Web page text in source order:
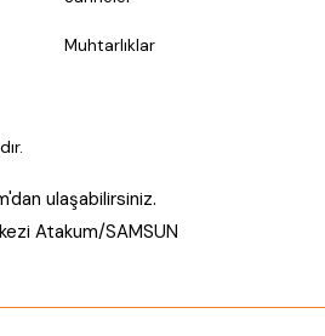
Muhtarlıklar
'dan ulaşabilirsiniz.
Atakum/SAMSUN